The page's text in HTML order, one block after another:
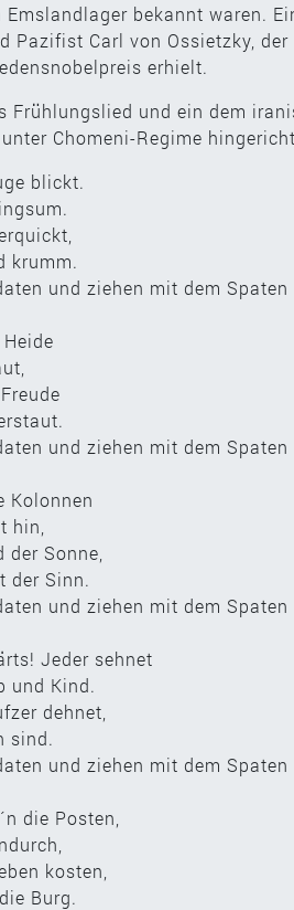
Emslandlager bekannt waren.
Pazifist Carl von Ossietzky, der
erhielt.
Frühlungslied und ein dem
Chomeni-Regime
blickt.
krumm.
und ziehen mit dem Spaten
und ziehen mit dem Spaten
Kolonnen
hin,
Sonne,
der Sinn.
und ziehen mit dem Spaten
Jeder sehnet
und Kind.
dehnet,
sind.
und ziehen mit dem Spaten
die Posten,
kosten,
Burg.